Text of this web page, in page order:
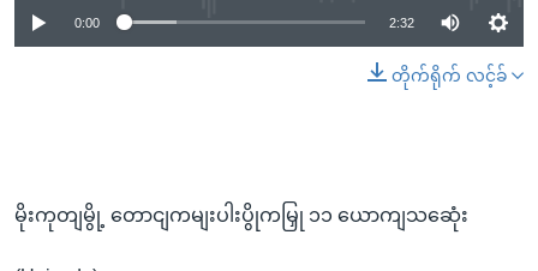
0:00 2:32
တိုက်ရိုက် လင့်ခ်
မိုးကုတျမွို့ တောငျကမျးပါးပွိုကမြှု ၁၁ ယောကျသဆေုံး